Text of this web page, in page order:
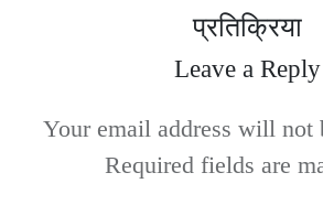
प्रतिक्रिया
Leave a Reply
Your email address will not
Required fields are